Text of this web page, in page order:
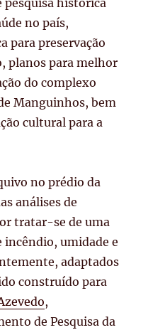
pesquisa histórica
no país,
para preservação
planos para melhor
do complexo
Manguinhos, bem
cultural para a
no prédio da
análises de
tratar-se de uma
incêndio, umidade e
adaptados
construído para
,
de Pesquisa da